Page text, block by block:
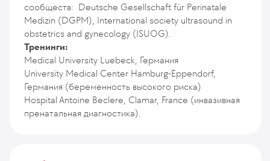
сообществ: Deutsche Gesellschaft für Perinatale
Medizin (DGPM), International society ultrasound in
obstetrics and gynecology (ISUOG).
Тренинги:
Medical University Luebeck, Германия
University Medical Center Hamburg-Eppendorf,
Германия (беременность высокого риска)
Hospital Antoine Beclere, Clamar, France (инвазивная
пренатальная диагностика).